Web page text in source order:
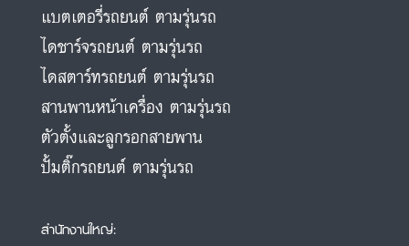
แบตเตอรี่รถยนต์ ตามรุ่นรถ
ไดชาร์จรถยนต์ ตามรุ่นรถ
ไดสตาร์ทรถยนต์ ตามรุ่นรถ
สานพานหน้าเครื่อง ตามรุ่นรถ
ตัวตั้งและลูกรอกสายพาน
ปั้มติ๊กรถยนต์ ตามรุ่นรถ
สำนักงานใหญ่: